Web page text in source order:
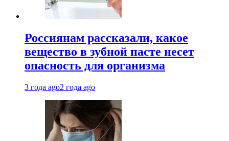
Россиянам рассказали, какое
вещество в зубной пасте несет
опасность для организма
3 года ago2 года ago